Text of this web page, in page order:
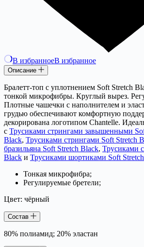
В избранноеВ избранное
Описание
Бралетт-топ с уплотнением Soft Stretch
тонкой микрофибры. Круглый вырез.
Плотные чашечки с наполнителем и
грудью обеспечивают комфортную
декорирована логотипом Chantelle.
с Трусиками стрингами завышенными
Black, Трусиками стрингами Soft Stretch
бразильяна Soft Stretch Black, Трусиками
Black и Трусиками шортиками Soft
Тонкая микрофибра;
Регулируемые бретели;
Цвет: чёрный
Состав
80% полиамид; 20% эластан